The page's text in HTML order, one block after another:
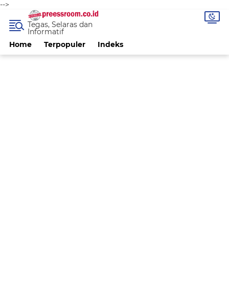
-->
Home Terpopuler Indeks
Tegas, Selaras dan
Informatif